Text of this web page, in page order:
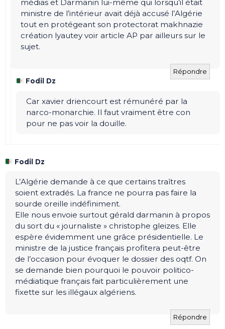
médias et Darmanin lui-même qui lorsqu’il était
ministre de l’intérieur avait déjà accusé l’Algérie
tout en protégeant son protectorat makhnazie
création lyautey voir article AP par ailleurs sur le
sujet.
Répondre
Fodil Dz
Car xavier driencourt est rémunéré par la
narco-monarchie. Il faut vraiment être con
pour ne pas voir la douille.
Fodil Dz
L’Algérie demande à ce que certains traîtres
soient extradés. La france ne pourra pas faire la
sourde oreille indéfiniment.
Elle nous envoie surtout gérald darmanin à propos
du sort du « journaliste » christophe gleizes. Elle
espère évidemment une grâce présidentielle. Le
ministre de la justice français profitera peut-être
de l’occasion pour évoquer le dossier des oqtf. On
se demande bien pourquoi le pouvoir politico-
médiatique français fait particulièrement une
fixette sur les illégaux algériens.
Répondre